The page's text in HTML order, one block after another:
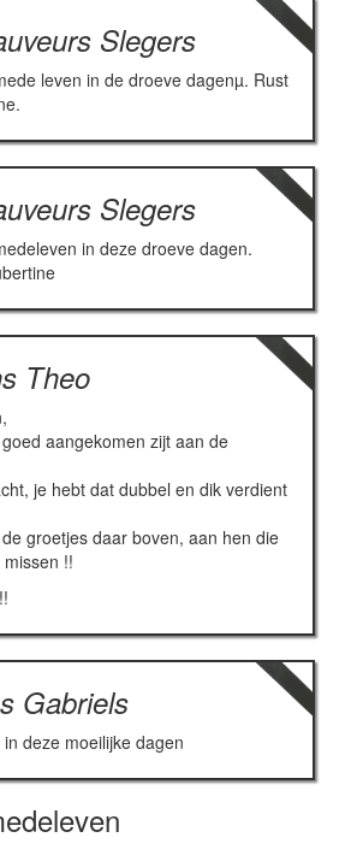
Slegers
leven in de droeve dagenµ. Rust
Slegers
in deze droeve dagen.
Theo
aangekomen zijt aan de
je hebt dat dubbel en dik verdient
groetjes daar boven, aan hen die
!!
Gabriels
deze moeilijke dagen